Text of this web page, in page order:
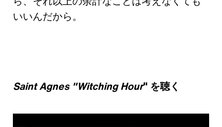
いいんだから。
Saint Agnes "Witching Hour" を聴く